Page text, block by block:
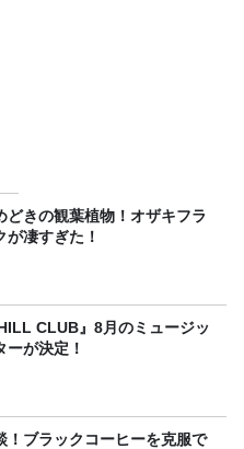
どきの観葉植物！オザキフラ
が凄すぎた！
CLUB』8月のミュージッ
ーが決定！
！ブラックコーヒーを克服で